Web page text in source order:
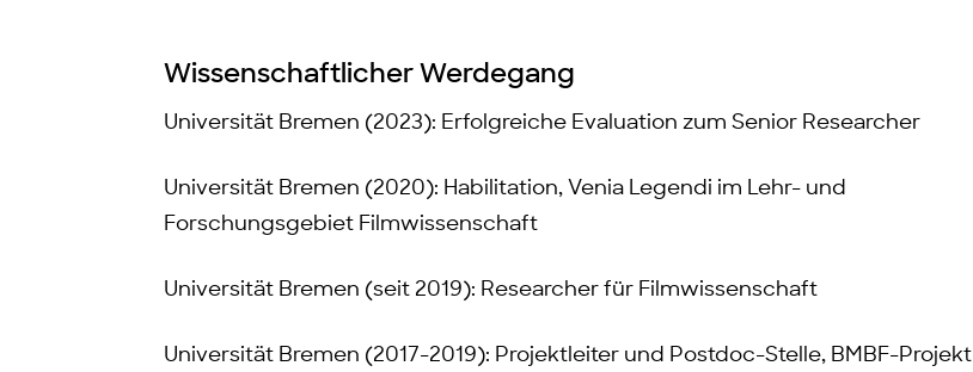
Wissenschaftlicher Werdegang
Universität Bremen (2023): Erfolgreiche Evaluation zum Senior Researcher
Universität Bremen (2020): Habilitation, Venia Legendi im Lehr- und
Forschungsgebiet Filmwissenschaft
Universität Bremen (seit 2019): Researcher für Filmwissenschaft
Universität Bremen (2017-2019): Projektleiter und Postdoc-Stelle, BMBF-Projekt